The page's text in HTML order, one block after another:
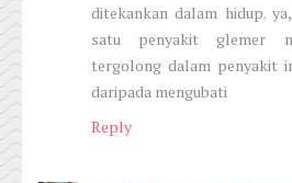
ditekankan dalam hidup.
satu penyakit glemer
tergolong dalam penyakit
daripada mengubati
Reply